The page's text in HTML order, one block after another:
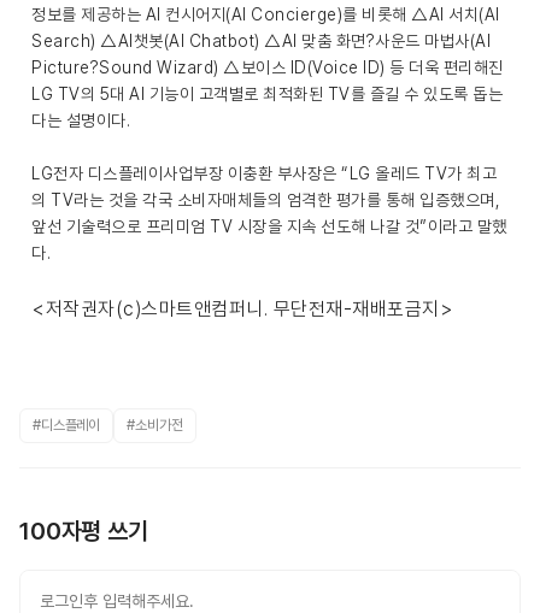
정보를 제공하는 AI 컨시어지(AI Concierge)를 비롯해 △AI 서치(AI
Search) △AI챗봇(AI Chatbot) △AI 맞춤 화면?사운드 마법사(AI
Picture?Sound Wizard) △보이스 ID(Voice ID) 등 더욱 편리해진
LG TV의 5대 AI 기능이 고객별로 최적화된 TV를 즐길 수 있도록 돕는
다는 설명이다.
LG전자 디스플레이사업부장 이충환 부사장은 “LG 올레드 TV가 최고
의 TV라는 것을 각국 소비자매체들의 엄격한 평가를 통해 입증했으며,
앞선 기술력으로 프리미엄 TV 시장을 지속 선도해 나갈 것”이라고 말했
다.
<저작권자(c)스마트앤컴퍼니. 무단전재-재배포금지>
#디스플레이 #소비가전
100자평 쓰기